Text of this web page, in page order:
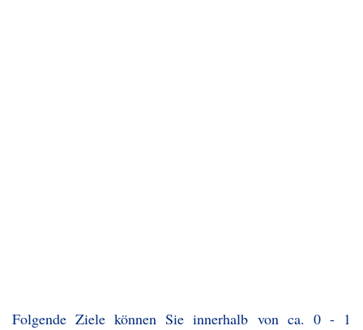
Folgende Ziele können Sie innerhalb von ca. 0 - 1